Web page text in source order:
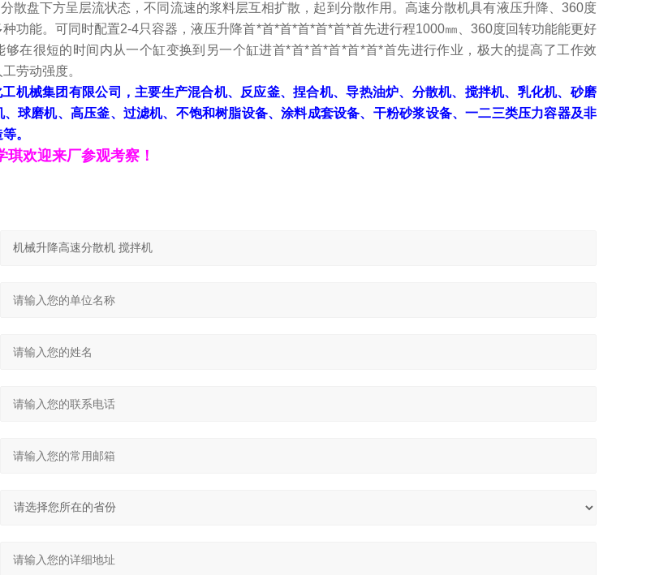
盘下方呈层流状态，不同流速的浆料层互相扩散，起到分散作用。高速分散机具有液压升降、360度
功能。可同时配置2-4只容器，液压升降首*首*首*首*首*首*首先进行程1000㎜、360度回转功能能更好
够在很短的时间内从一个缸变换到另一个缸进首*首*首*首*首*首*首先进行作业，极大的提高了工作效
劳动强度。
机械集团有限公司，主要生产混合机、反应釜、捏合机、导热油炉、分散机、搅拌机、乳化机、砂磨
球磨机、高压釜、过滤机、不饱和树脂设备、涂料成套设备、干粉砂浆设备、一二三类压力容器及非
。
琪欢迎来厂参观考察！